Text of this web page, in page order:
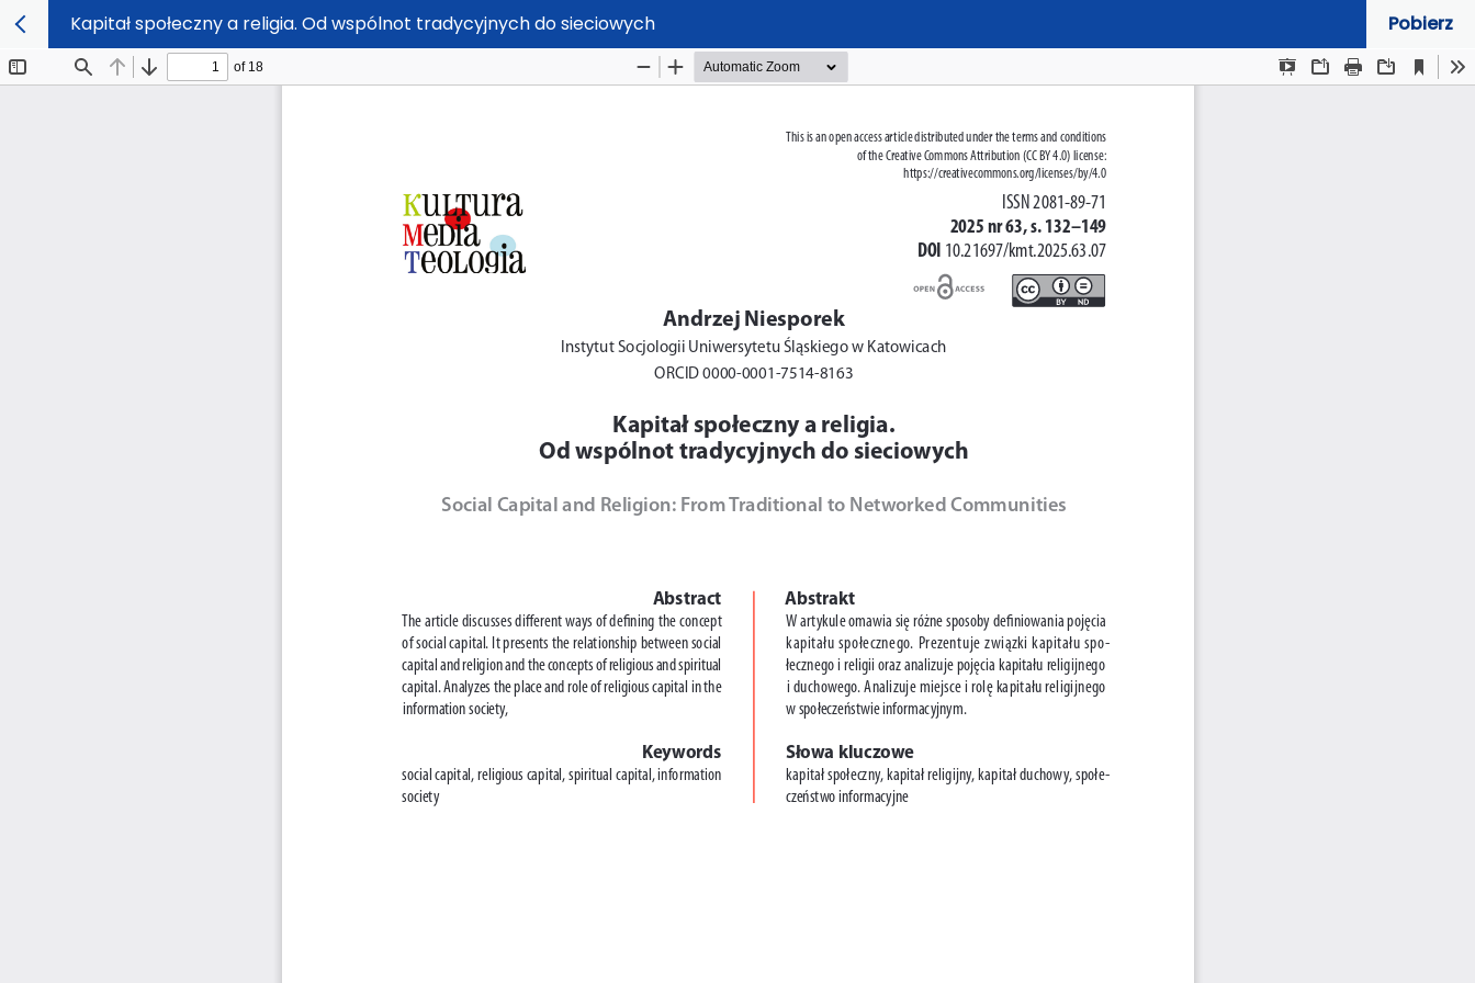
Kapitał społeczny a religia. Od wspólnot tradycyjnych do sieciowych Pobierz